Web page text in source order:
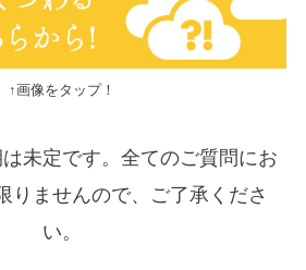
↑画像をタップ！
未定です。全てのご質問にお
りませんので、ご了承くださ
い。